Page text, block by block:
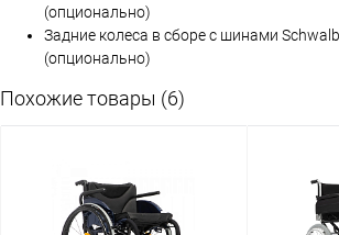
(опционально)
Задние колеса в сборе с шинами
(опционально)
Похожие товары (6)